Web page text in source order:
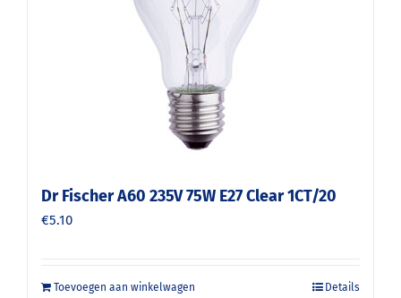
Dr Fischer A60 235V 75W E27 Clear 1CT/20
€5.10
Toevoegen aan winkelwagen Details